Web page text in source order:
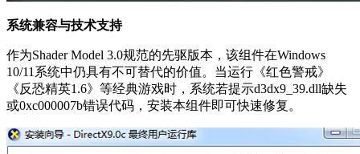
系统兼容与技术支持
作为Shader Model 3.0规范的先驱版本，该组件在Windows
10/11系统中仍具有不可替代的价值。当运行《红色警戒》
《反恐精英1.6》等经典游戏时，系统若提示d3dx9_39.dll缺失
或0xc000007b错误代码，安装本组件即可快速修复。